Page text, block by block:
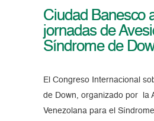
Ciudad Banesco
jornadas de
Síndrome de
El Congreso Internacional
de Down, organizado por la
Venezolana para el